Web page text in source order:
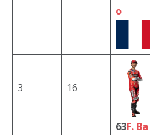
o
3 16
63F. Ba